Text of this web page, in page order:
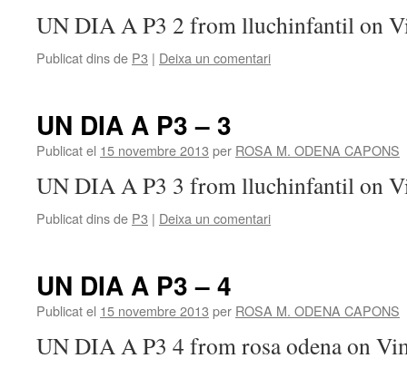
UN DIA A P3 2 from lluchinfantil on
Publicat dins de P3 | Deixa un comentari
UN DIA A P3 – 3
Publicat el 15 novembre 2013 per ROSA M. ODENA CAPONS
UN DIA A P3 3 from lluchinfantil on
Publicat dins de P3 | Deixa un comentari
UN DIA A P3 – 4
Publicat el 15 novembre 2013 per ROSA M. ODENA CAPONS
UN DIA A P3 4 from rosa odena on